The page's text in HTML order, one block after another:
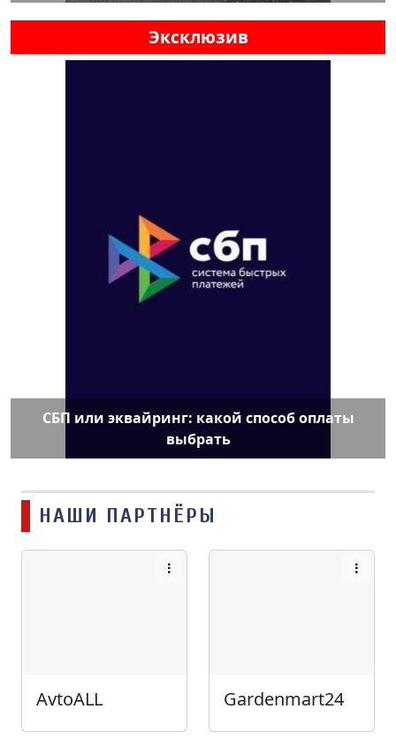
Эксклюзив
СБП или эквайринг: какой способ оплаты
выбрать
НАШИ ПАРТНЁРЫ
AvtoALL Gardenmart24